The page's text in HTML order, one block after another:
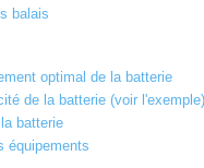
balais
optimal de la batterie
de la batterie (voir l'exemple)
batterie
équipements